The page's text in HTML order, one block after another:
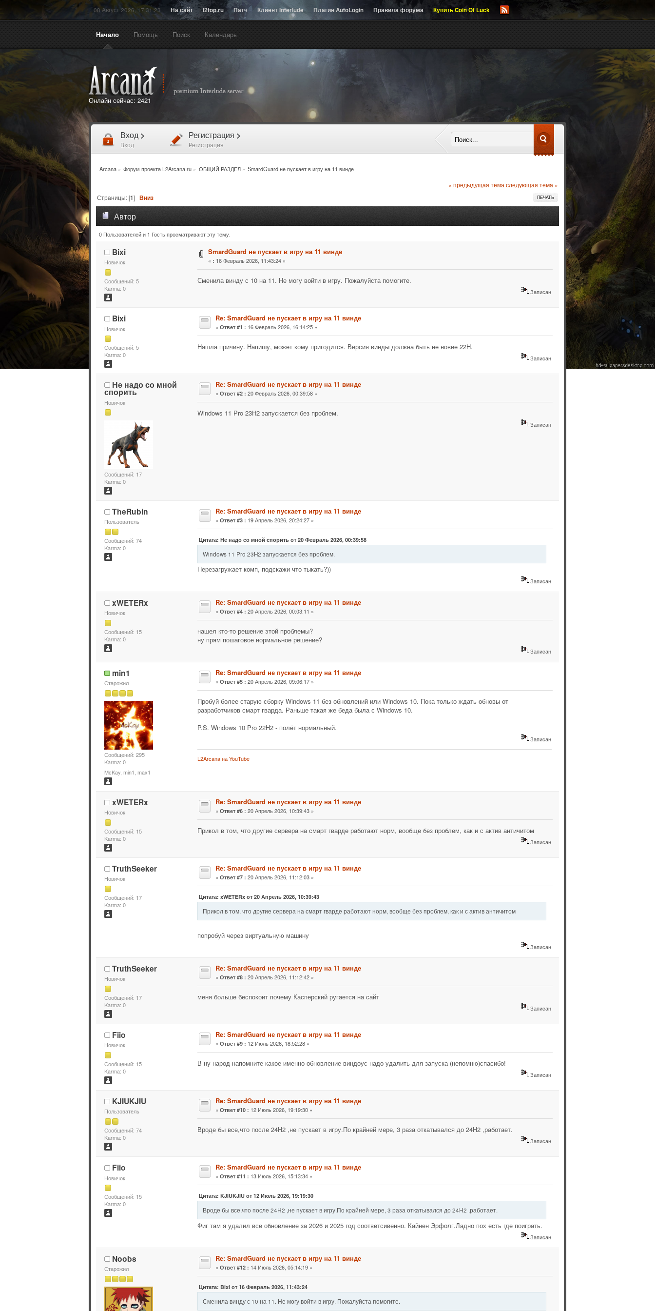
08 Август 2026, 17:31:23 На сайт l2top.ru Патч Клиент Interlude Плагин AutoLogin Правила форума Купить Coin Of Luck
Начало Помощь Поиск Календарь
Онлайн сейчас: 2421
Вход >
Вход
Регистрация >
Регистрация
Arcana» Форум проекта L2Arcana.ru » ОБЩИЙ РАЗДЕЛ» SmardGuard не пускает в игру на 11 винде
« предыдущая тема следующая тема »
ПЕЧАТЬ
Страницы: [1]Вниз
Автор
Тема: SmardGuard не пускает в игру на 11 винде (Прочитано 6217 раз)
0 Пользователей и 1 Гость просматривают эту тему.
Bixi
Новичок
Сообщений: 5
Karma: 0
SmardGuard не пускает в игру на 11 винде
« : 16 Февраль 2026, 11:43:24 »
Сменила винду с 10 на 11. Не могу войти в игру. Пожалуйста помогите.
Записан
Bixi
Новичок
Сообщений: 5
Karma: 0
Re: SmardGuard не пускает в игру на 11 винде
« Ответ #1 : 16 Февраль 2026, 16:14:25 »
Нашла причину. Напишу, может кому пригодится. Версия винды должна быть не новее 22Н.
Записан
Не надо со мной
спорить
Новичок
Сообщений: 17
Karma: 0
Re: SmardGuard не пускает в игру на 11 винде
« Ответ #2 : 20 Февраль 2026, 00:39:58 »
Windows 11 Pro 23H2 запускается без проблем.
Записан
TheRubin
Пользователь
Сообщений: 74
Karma: 0
Re: SmardGuard не пускает в игру на 11 винде
« Ответ #3 : 19 Апрель 2026, 20:24:27 »
Цитата: Не надо со мной спорить от 20 Февраль 2026, 00:39:58
Windows 11 Pro 23H2 запускается без проблем.
Перезагружает комп, подскажи что тыкать?))
Записан
xWETERx
Новичок
Сообщений: 15
Karma: 0
Re: SmardGuard не пускает в игру на 11 винде
« Ответ #4 : 20 Апрель 2026, 00:03:11 »
нашел кто-то решение этой проблемы?
ну прям пошаговое нормальное решение?
Записан
min1
Старожил
Сообщений: 295
Karma: 0
McKay, min1, max1
Re: SmardGuard не пускает в игру на 11 винде
« Ответ #5 : 20 Апрель 2026, 09:06:17 »
Пробуй более старую сборку Windows 11 без обновлений или Windows 10. Пока только ждать обновы от
разработчиков смарт гварда. Раньше такая же беда была с Windows 10.
P.S. Windows 10 Pro 22H2 - полёт нормальный.
Записан
L2Arcana на YouTube
xWETERx
Новичок
Сообщений: 15
Karma: 0
Re: SmardGuard не пускает в игру на 11 винде
« Ответ #6 : 20 Апрель 2026, 10:39:43 »
Прикол в том, что другие сервера на смарт гварде работают норм, вообще без проблем, как и с актив античитом
Записан
TruthSeeker
Новичок
Сообщений: 17
Karma: 0
Re: SmardGuard не пускает в игру на 11 винде
« Ответ #7 : 20 Апрель 2026, 11:12:03 »
Цитата: xWETERx от 20 Апрель 2026, 10:39:43
Прикол в том, что другие сервера на смарт гварде работают норм, вообще без проблем, как и с актив античитом
попробуй через виртуальную машину
Записан
TruthSeeker
Новичок
Сообщений: 17
Karma: 0
Re: SmardGuard не пускает в игру на 11 винде
« Ответ #8 : 20 Апрель 2026, 11:12:42 »
меня больше беспокоит почему Касперский ругается на сайт
Записан
Fiio
Новичок
Сообщений: 15
Karma: 0
Re: SmardGuard не пускает в игру на 11 винде
« Ответ #9 : 12 Июль 2026, 18:52:28 »
В ну народ напомните какое именно обновление виндоус надо удалить для запуска (непомню)спасибо!
Записан
KJIUKJIU
Пользователь
Сообщений: 74
Karma: 0
Re: SmardGuard не пускает в игру на 11 винде
« Ответ #10 : 12 Июль 2026, 19:19:30 »
Вроде бы все,что после 24Н2 ,не пускает в игру.По крайней мере, 3 раза откатывался до 24Н2 ,работает.
Записан
Fiio
Новичок
Сообщений: 15
Karma: 0
Re: SmardGuard не пускает в игру на 11 винде
« Ответ #11 : 13 Июль 2026, 15:13:34 »
Цитата: KJIUKJIU от 12 Июль 2026, 19:19:30
Вроде бы все,что после 24Н2 ,не пускает в игру.По крайней мере, 3 раза откатывался до 24Н2 ,работает.
Фиг там я удалил все обновление за 2026 и 2025 год соответсивенно. Кайнен Эрфолг.Ладно пох есть где поиграть.
Записан
Noobs
Старожил
Re: SmardGuard не пускает в игру на 11 винде
« Ответ #12 : 14 Июль 2026, 05:14:19 »
Цитата: Bixi от 16 Февраль 2026, 11:43:24
Сменила винду с 10 на 11. Не могу войти в игру. Пожалуйста помогите.